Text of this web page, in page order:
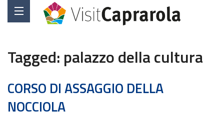
Tagged: palazzo della cultura
CORSO DI ASSAGGIO DELLA
NOCCIOLA